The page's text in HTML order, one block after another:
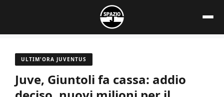
contenuto
ULTIM'ORA JUVENTUS
Juve, Giuntoli fa cassa: addio